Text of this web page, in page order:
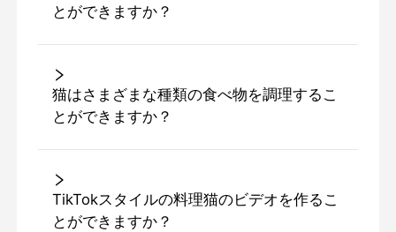
とができますか？
猫はさまざまな種類の食べ物を調理するこ
とができますか？
TikTokスタイルの料理猫のビデオを作るこ
とができますか？